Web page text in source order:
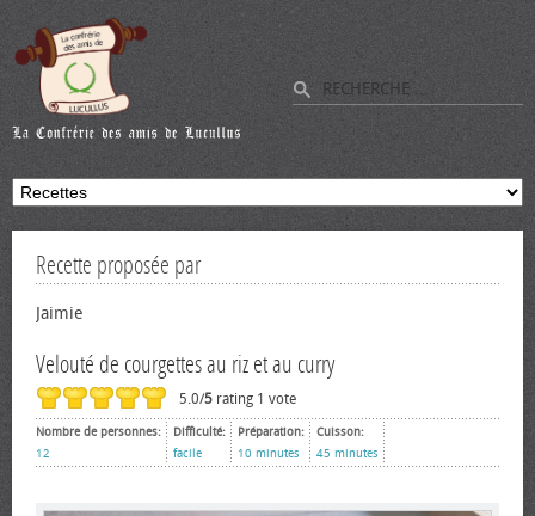
Recette proposée par
Jaimie
Velouté de courgettes au riz et au curry
5.0/5 rating 1 vote
Nombre de personnes:
12
Difficulté:
facile
Préparation:
10 minutes
Cuisson:
45 minutes